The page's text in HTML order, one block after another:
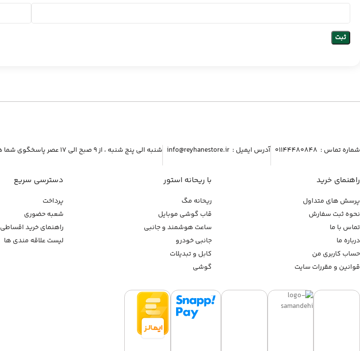
شماره تماس :‌ ۰۱۱۴۴۴۸۰۸۴۸ آدرس ایمیل :‌ info@reyhanestore.ir شنبه الی پنج شنبه ، از ۹ صبح الی ۱۷ عصر پاسخگوی شما هستیم.
راهنمای خرید
پرسش های متداول
نحوه ثبت سفارش
تماس با ما
درباره ما
حساب کاربری من
قوانین و مقررات سایت
با ریحانه استور
ریحانه مگ
قاب گوشی موبایل
ساعت هوشمند و جانبی
جانبی خودرو
کابل و تبدیلات
گوشی
دسترسی سریع
پرداخت
شعبه حضوری
راهنمای خرید اقساطی
لیست علاقه مندی ها